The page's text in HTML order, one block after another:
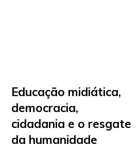
Educação midiática,
democracia,
cidadania e o resgate
da humanidade